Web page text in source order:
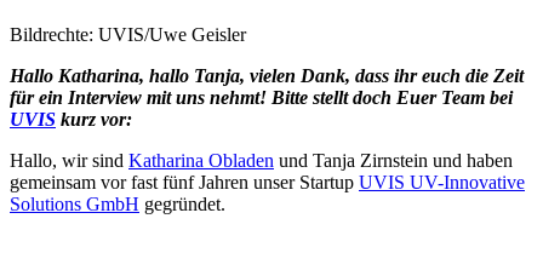
Bildrechte: UVIS/Uwe Geisler
Hallo Katharina, hallo Tanja, vielen Dank, dass ihr euch die Zeit
für ein Interview mit uns nehmt! Bitte stellt doch Euer Team bei
UVIS kurz vor:
Hallo, wir sind Katharina Obladen und Tanja Zirnstein und haben
gemeinsam vor fast fünf Jahren unser Startup UVIS UV-Innovative
Solutions GmbH gegründet.